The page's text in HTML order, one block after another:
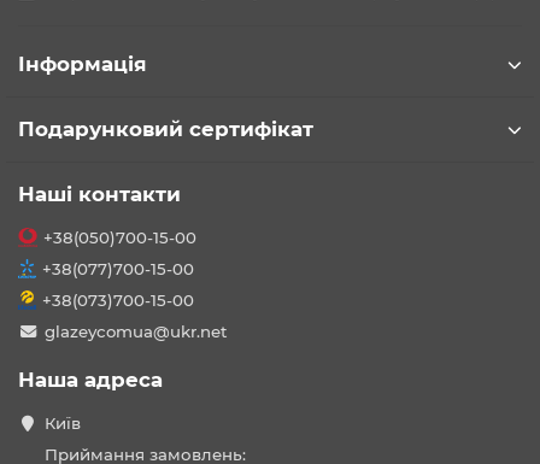
Інформація
Подарунковий сертифікат
Наші контакти
+38(050)700-15-00
+38(077)700-15-00
+38(073)700-15-00
glazeycomua@ukr.net
Наша адреса
Київ
Приймання замовлень: